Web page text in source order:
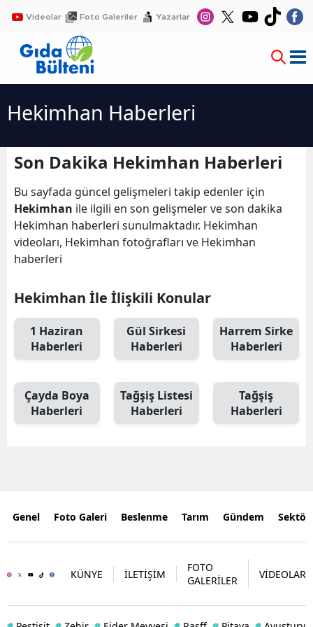
Videolar Foto Galeriler Yazarlar
Hekimhan Haberleri
Son Dakika Hekimhan Haberleri
Bu sayfada güncel gelişmeleri takip edenler için
Hekimhan ile ilgili en son gelişmeler ve son dakika
Hekimhan haberleri sunulmaktadır. Hekimhan
videoları, Hekimhan fotoğrafları ve Hekimhan
haberleri
Hekimhan İle İlişkili Konular
1 Haziran
Haberleri
Gül Sirkesi
Haberleri
Harrem Sirke
Haberleri
Çayda Boya
Haberleri
Tağşiş Listesi
Haberleri
Tağşiş
Haberleri
Genel Foto Galeri Beslenme Tarım Gündem
KÜNYE İLETİŞİM
FOTO
GALERİLER
VİDEOLAR